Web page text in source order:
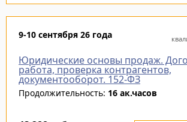
9-10 сентября 26 года
Юридические основы продаж.
работа, проверка контрагентов,
документооборот. 152-ФЗ
Продолжительность: 16 ак.часов